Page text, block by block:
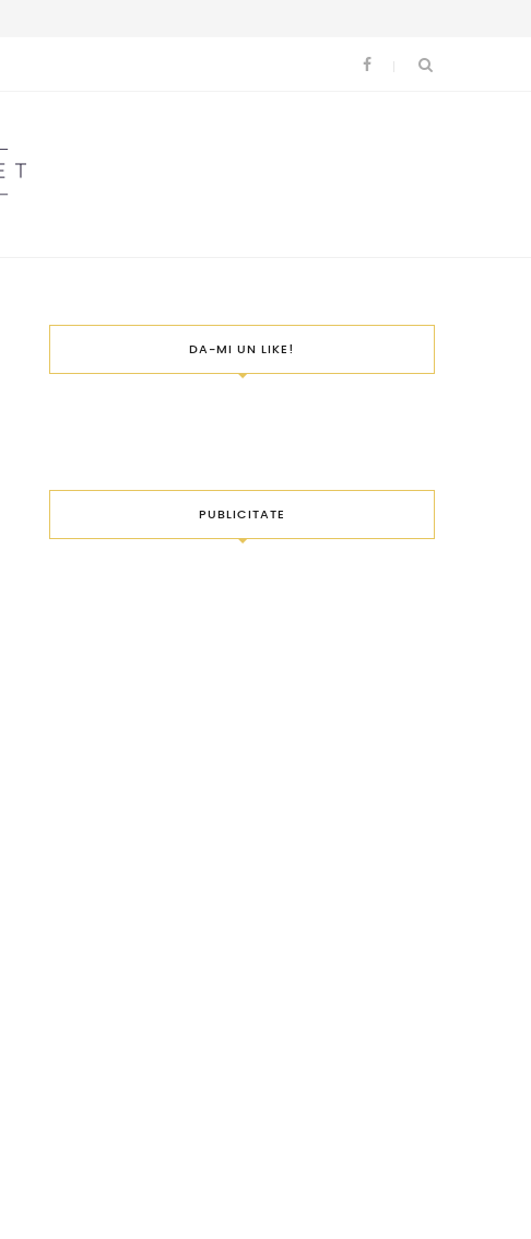
DA-MI UN LIKE!
PUBLICITATE